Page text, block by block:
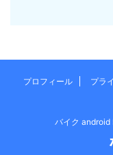
プロフィール プラ
バイク android